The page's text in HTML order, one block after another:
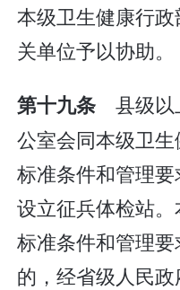
本级卫生健康行
关单位予以协助。
第十九条 县级以
公室会同本级卫
标准条件和管理
设立征兵体检站
标准条件和管理
的，经省级人民